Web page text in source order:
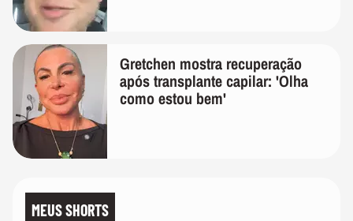
Gretchen mostra recuperação
após transplante capilar: 'Olha
como estou bem'
MEUS SHORTS